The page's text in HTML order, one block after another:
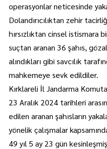
operasyonlar neticesinde
Dolandırıcılıktan zehir
hırsızlıktan cinsel istismara
suçtan aranan 36 şahıs,
alındıkları gibi savcılık
mahkemeye sevk edildiler.
Kırklareli İl Jandarma
23 Aralık 2024 tarihleri
edilen aranan şahısların
yönelik çalışmalar
49 yıl 5 ay 23 gün